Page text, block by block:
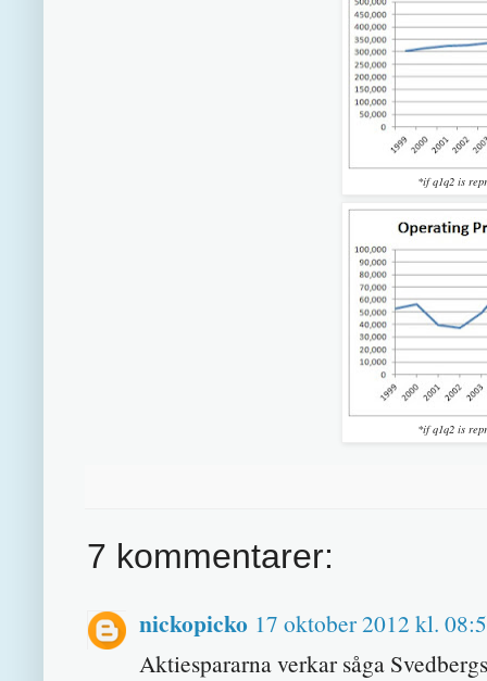
*if q1q2 is
*if q1q2 is
7 kommentarer:
nickopicko 17 oktober 2012 kl.
Aktiespararna verkar såga